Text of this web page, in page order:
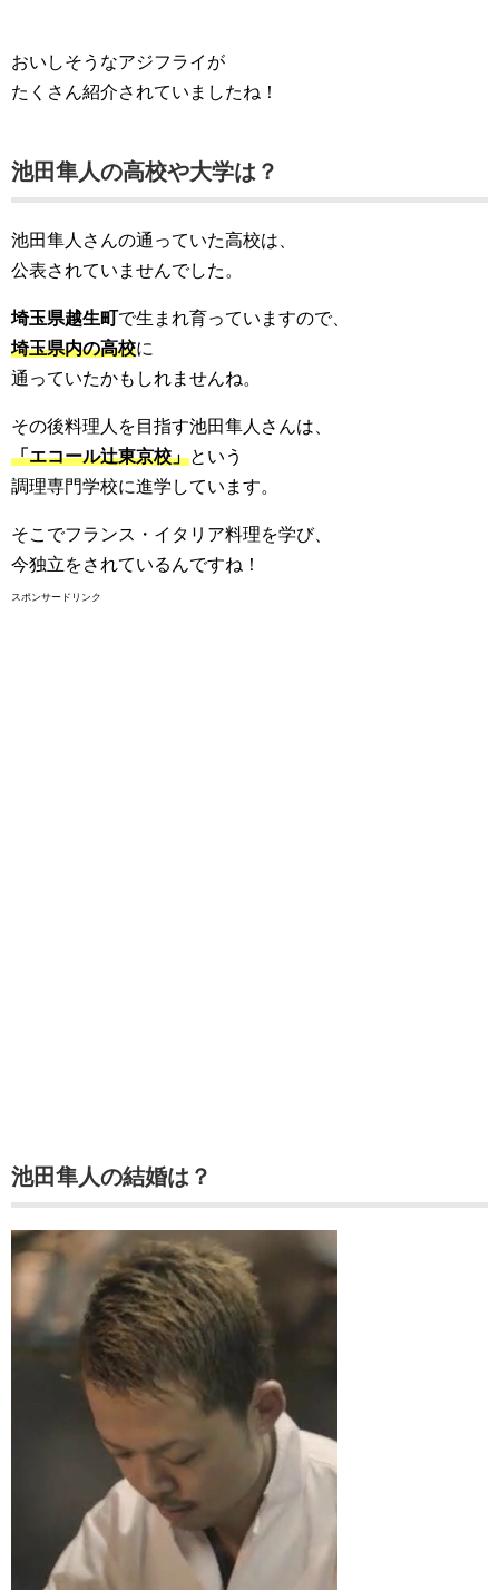
おいしそうなアジフライが
たくさん紹介されていましたね！
池田隼人の高校や大学は？
池田隼人さんの通っていた高校は、
公表されていませんでした。
埼玉県越生町で生まれ育っていますので、
埼玉県内の高校に
通っていたかもしれませんね。
その後料理人を目指す池田隼人さんは、
「エコール辻東京校」という
調理専門学校に進学しています。
そこでフランス・イタリア料理を学び、
今独立をされているんですね！
スポンサードリンク
池田隼人の結婚は？